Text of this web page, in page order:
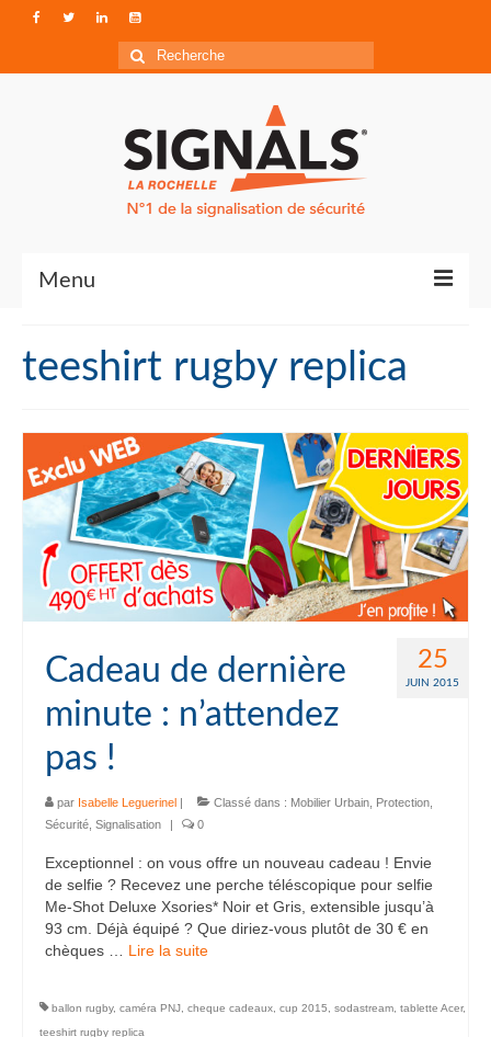
Rechercher
:
Menu
Qui sommes-nous ?
Accéder à Signals
teeshirt rugby replica
25
JUIN 2015
Cadeau de dernière
minute : n’attendez
pas !
par Isabelle Leguerinel | Classé dans : Mobilier Urbain Protection
Sécurité Signalisation | 0
Exceptionnel : on vous offre un nouveau cadeau ! Envie
de selfie ? Recevez une perche téléscopique pour selfie
Me-Shot Deluxe Xsories* Noir et Gris, extensible jusqu’à
93 cm. Déjà équipé ? Que diriez-vous plutôt de 30 € en
chèques … Lire la suite­­
ballon rugby, caméra PNJ cheque cadeaux cup 2015 sodastream tablette Acer,
teeshirt rugby replica